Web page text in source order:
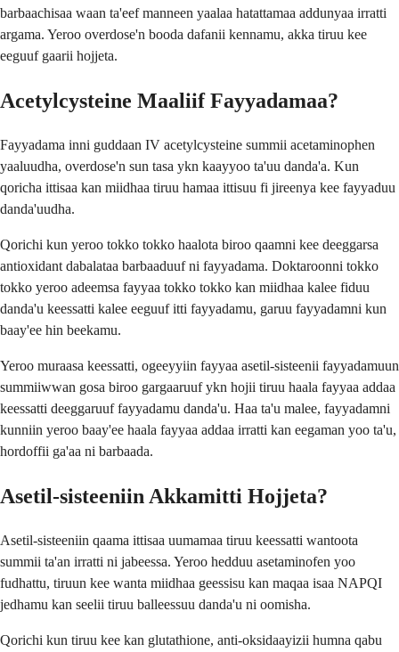
barbaachisaa waan ta'eef manneen yaalaa hatattamaa addunyaa irratti
argama. Yeroo overdose'n booda dafanii kennamu, akka tiruu kee
eeguuf gaarii hojjeta.
Acetylcysteine Maaliif Fayyadamaa?
Fayyadama inni guddaan IV acetylcysteine summii acetaminophen
yaaluudha, overdose'n sun tasa ykn kaayyoo ta'uu danda'a. Kun
qoricha ittisaa kan miidhaa tiruu hamaa ittisuu fi jireenya kee fayyaduu
danda'uudha.
Qorichi kun yeroo tokko tokko haalota biroo qaamni kee deeggarsa
antioxidant dabalataa barbaaduuf ni fayyadama. Doktaroonni tokko
tokko yeroo adeemsa fayyaa tokko tokko kan miidhaa kalee fiduu
danda'u keessatti kalee eeguuf itti fayyadamu, garuu fayyadamni kun
baay'ee hin beekamu.
Yeroo muraasa keessatti, ogeeyyiin fayyaa asetil-sisteenii fayyadamuun
summiiwwan gosa biroo gargaaruuf ykn hojii tiruu haala fayyaa addaa
keessatti deeggaruuf fayyadamu danda'u. Haa ta'u malee, fayyadamni
kunniin yeroo baay'ee haala fayyaa addaa irratti kan eegaman yoo ta'u,
hordoffii ga'aa ni barbaada.
Asetil-sisteeniin Akkamitti Hojjeta?
Asetil-sisteeniin qaama ittisaa uumamaa tiruu keessatti wantoota
summii ta'an irratti ni jabeessa. Yeroo hedduu asetaminofen yoo
fudhattu, tiruun kee wanta miidhaa geessisu kan maqaa isaa NAPQI
jedhamu kan seelii tiruu balleessuu danda'u ni oomisha.
Qorichi kun tiruu kee kan glutathione, anti-oksidaayizii humna qabu